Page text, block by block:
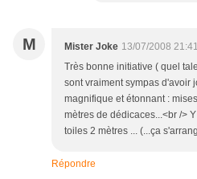
M Mister Joke 13/07/2008 21:41
Très bonne initiative ( quel
sont vraiment sympas d'avoir
magnifique et étonnant :
mètres de dédicaces...<br />
toiles 2 mètres ... (...ça
Répondre